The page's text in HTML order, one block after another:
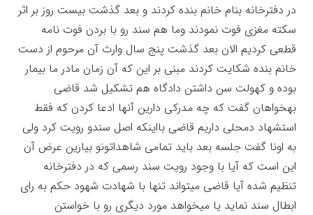
در دفترخانه بنام خانم بنده کردند و بعد گذشت بیست روز بر اثر
سکته مغزی فوت نمودند وما هم سند رو با بردن فوت نامه
قطعی کردیم الان بعد گذشت پنج سال وارث آن مرحوم از دست
خانم بنده شکایت کردند مبنی بر این که آن زمان مادر ما بیمار
بوده و کهولت سن داشتن دادگاه هم تشکیل شد قاضی
بهخواهان گفت که چه مدرکی دارین آنها ادعا کردن که فقط
استشهاد دمحلی داریم قاضی بااینکه اصل سندو رویت کرد ولی
به اونا گفت جلسه بعد باید تمامی شاهداتونو بیارین عرض آن
این است که آیا با وجود رویت سند رسمی که در دفترخانه
تنظیم شده آیا قاضی میتواند تنها با شهادت شهود حکم به رای
ابطال سند نماید یا میخواهد مورد دیگری رو با خواستن